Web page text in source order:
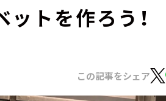
トを作ろう！
この記事をシェア